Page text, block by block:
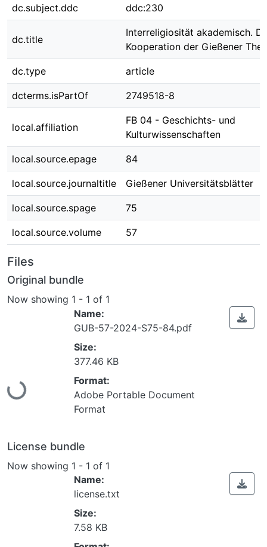
dc.subject.ddc ddc:230
dc.title
Interreligiosität akademisch.
Kooperation der Gießener
dc.type article
dcterms.isPartOf 2749518-8
local.affiliation
FB 04 - Geschichts- und
Kulturwissenschaften
local.source.epage 84
local.source.journaltitle Gießener Universitätsblätter
local.source.spage 75
local.source.volume 57
Files
Original bundle
Now showing 1 - 1 of 1
Loading...
Name:
GUB-57-2024-S75-84.pdf
Size:
377.46 KB
Format:
Adobe Portable Document
Format
License bundle
Now showing 1 - 1 of 1
Name:
license.txt
Size:
7.58 KB